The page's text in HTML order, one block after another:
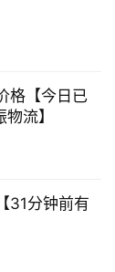
格【今日已
流】
31分钟前有